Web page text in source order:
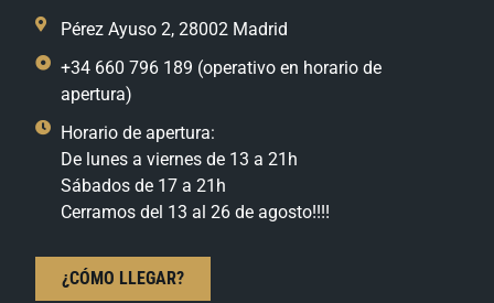
Pérez Ayuso 2, 28002 Madrid
+34 660 796 189 (operativo en horario de
apertura)
Horario de apertura:
De lunes a viernes de 13 a 21h
Sábados de 17 a 21h
Cerramos del 13 al 26 de agosto!!!!
¿CÓMO LLEGAR?